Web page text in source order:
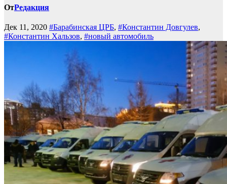
ОтРедакция
Дек 11, 2020 #Барабинская ЦРБ, #Константин Довгулев,
#Константин Хальзов, #новый автомобиль